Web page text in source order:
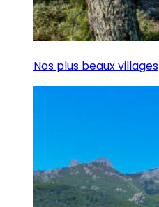
Nos plus beaux villages